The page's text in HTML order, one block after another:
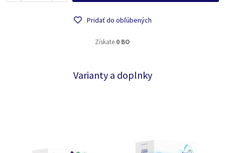
Pridať do obľúbených
Získate 0 BO
Varianty a doplnky